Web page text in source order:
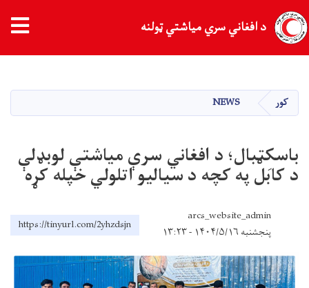
د افغاني سري میاشتي ټولنه
کور NEWS
باسکِټبال؛ د افغاني سرې میاشتې لوبډلې
د کابل په کچه د سیالیو اتلولي خپله کړه
arcs_website_admin
پنجشنبه ۱۴۰۴/۵/۱۶ - ۱۳:۲۳
https://tinyurl.com/2yhzdsjn